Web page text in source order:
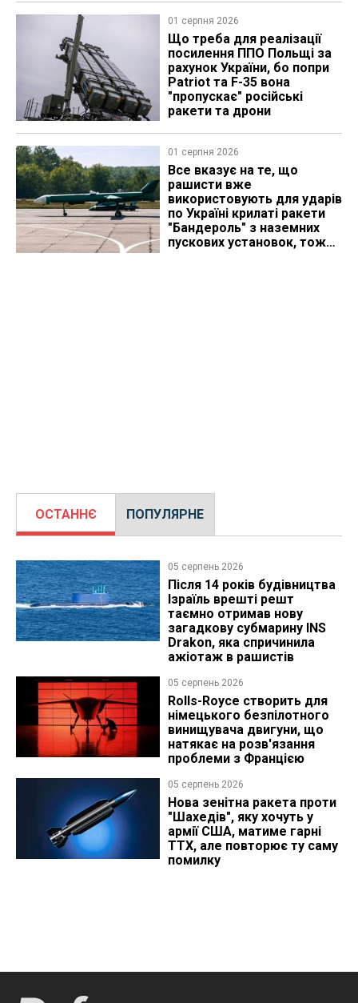
01 серпня 2026
Що треба для реалізації
посилення ППО Польщі за
рахунок України, бо попри
Patriot та F-35 вона
"пропускає" російські
ракети та дрони
01 серпня 2026
Все вказує на те, що
рашисти вже
використовують для ударів
по Україні крилаті ракети
"Бандероль" з наземних
пускових установок, тож
ОСТАННЄ ПОПУЛЯРНЕ
05 серпень 2026
Після 14 років будівництва
Ізраїль врешті решт
таємно отримав нову
загадкову субмарину INS
Drakon, яка спричинила
ажіотаж в рашистів
05 серпень 2026
Rolls-Royce створить для
німецького безпілотного
винищувача двигуни, що
натякає на розв'язання
проблеми з Францією
05 серпень 2026
Нова зенітна ракета проти
"Шахедів", яку хочуть у
армії США, матиме гарні
ТТХ, але повторює ту саму
помилку